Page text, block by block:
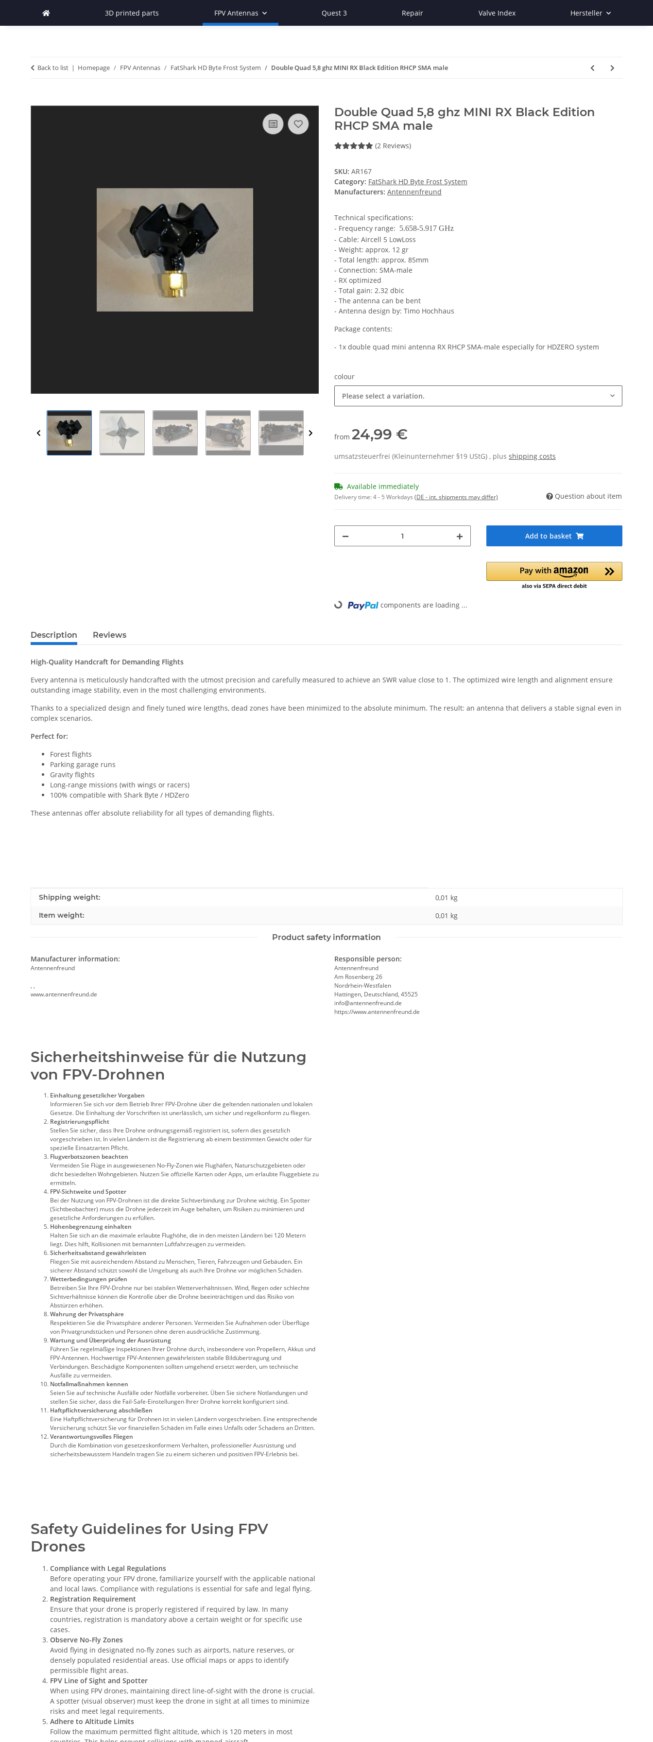
3D printed parts FPV Antennas Quest 3 Repair Valve Index Hersteller
Back to list Homepage FPV Antennas FatShark HD Byte Frost System Double Quad 5,8 ghz MINI RX Black Edition RHCP SMA male
Double Quad 5,8 ghz MINI RX Black Edition
RHCP SMA male
(2 Reviews)
SKU: AR167
Category: FatShark HD Byte Frost System
Manufacturers: Antennenfreund
Technical specifications:
- Frequency range: 5.658-5.917 GHz
- Cable: Aircell 5 LowLoss
- Weight: approx. 12 gr
- Total length: approx. 85mm
- Connection: SMA-male
- RX optimized
- Total gain: 2.32 dbic
- The antenna can be bent
- Antenna design by: Timo Hochhaus
Package contents:
- 1x double quad mini antenna RX RHCP SMA-male especially for HDZERO system
colour
Please select a variation.
from 24,99 €
umsatzsteuerfrei (Kleinunternehmer §19 UStG) , plus shipping costs
Available immediately
Delivery time:4 - 5 Workdays (DE - int. shipments may differ) Question about item
Add to basket
Loading... components are loading ...
Description Reviews
High-Quality Handcraft for Demanding Flights
Every antenna is meticulously handcrafted with the utmost precision and carefully measured to achieve an SWR value close to 1. The optimized wire length and alignment ensure
outstanding image stability, even in the most challenging environments.
Thanks to a specialized design and finely tuned wire lengths, dead zones have been minimized to the absolute minimum. The result: an antenna that delivers a stable signal even in
complex scenarios.
Perfect for:
Forest flights
Parking garage runs
Gravity flights
Long-range missions (with wings or racers)
100% compatible with Shark Byte / HDZero
These antennas offer absolute reliability for all types of demanding flights.
Item information
Value
Shipping weight: 0,01 kg
Item weight: 0,01 kg
Product safety information
Manufacturer information:
Antennenfreund
, ,
www.antennenfreund.de
Sicherheitshinweise für die Nutzung
von FPV-Drohnen
Einhaltung gesetzlicher Vorgaben
Informieren Sie sich vor dem Betrieb Ihrer FPV-Drohne über die geltenden nationalen und lokalen
Gesetze. Die Einhaltung der Vorschriften ist unerlässlich, um sicher und regelkonform zu fliegen.
Registrierungspflicht
Stellen Sie sicher, dass Ihre Drohne ordnungsgemäß registriert ist, sofern dies gesetzlich
vorgeschrieben ist. In vielen Ländern ist die Registrierung ab einem bestimmten Gewicht oder für
spezielle Einsatzarten Pflicht.
Flugverbotszonen beachten
Vermeiden Sie Flüge in ausgewiesenen No-Fly-Zonen wie Flughäfen, Naturschutzgebieten oder
dicht besiedelten Wohngebieten. Nutzen Sie offizielle Karten oder Apps, um erlaubte Fluggebiete zu
ermitteln.
FPV-Sichtweite und Spotter
Bei der Nutzung von FPV-Drohnen ist die direkte Sichtverbindung zur Drohne wichtig. Ein Spotter
(Sichtbeobachter) muss die Drohne jederzeit im Auge behalten, um Risiken zu minimieren und
gesetzliche Anforderungen zu erfüllen.
Höhenbegrenzung einhalten
Halten Sie sich an die maximale erlaubte Flughöhe, die in den meisten Ländern bei 120 Metern
liegt. Dies hilft, Kollisionen mit bemannten Luftfahrzeugen zu vermeiden.
Sicherheitsabstand gewährleisten
Fliegen Sie mit ausreichendem Abstand zu Menschen, Tieren, Fahrzeugen und Gebäuden. Ein
sicherer Abstand schützt sowohl die Umgebung als auch Ihre Drohne vor möglichen Schäden.
Wetterbedingungen prüfen
Betreiben Sie Ihre FPV-Drohne nur bei stabilen Wetterverhältnissen. Wind, Regen oder schlechte
Sichtverhältnisse können die Kontrolle über die Drohne beeinträchtigen und das Risiko von
Abstürzen erhöhen.
Wahrung der Privatsphäre
Respektieren Sie die Privatsphäre anderer Personen. Vermeiden Sie Aufnahmen oder Überflüge
von Privatgrundstücken und Personen ohne deren ausdrückliche Zustimmung.
Wartung und Überprüfung der Ausrüstung
Führen Sie regelmäßige Inspektionen Ihrer Drohne durch, insbesondere von Propellern, Akkus und
FPV-Antennen. Hochwertige FPV-Antennen gewährleisten stabile Bildübertragung und
Verbindungen. Beschädigte Komponenten sollten umgehend ersetzt werden, um technische
Ausfälle zu vermeiden.
Notfallmaßnahmen kennen
Seien Sie auf technische Ausfälle oder Notfälle vorbereitet. Üben Sie sichere Notlandungen und
stellen Sie sicher, dass die Fail-Safe-Einstellungen Ihrer Drohne korrekt konfiguriert sind.
Haftpflichtversicherung abschließen
Eine Haftpflichtversicherung für Drohnen ist in vielen Ländern vorgeschrieben. Eine entsprechende
Versicherung schützt Sie vor finanziellen Schäden im Falle eines Unfalls oder Schadens an Dritten.
Verantwortungsvolles Fliegen
Durch die Kombination von gesetzeskonformem Verhalten, professioneller Ausrüstung und
sicherheitsbewusstem Handeln tragen Sie zu einem sicheren und positiven FPV-Erlebnis bei.
Safety Guidelines for Using FPV
Drones
Compliance with Legal Regulations
Before operating your FPV drone, familiarize yourself with the applicable national
and local laws. Compliance with regulations is essential for safe and legal flying.
Registration Requirement
Ensure that your drone is properly registered if required by law. In many
countries, registration is mandatory above a certain weight or for specific use
cases.
Observe No-Fly Zones
Avoid flying in designated no-fly zones such as airports, nature reserves, or
densely populated residential areas. Use official maps or apps to identify
permissible flight areas.
FPV Line of Sight and Spotter
When using FPV drones, maintaining direct line-of-sight with the drone is crucial.
A spotter (visual observer) must keep the drone in sight at all times to minimize
risks and meet legal requirements.
Adhere to Altitude Limits
Follow the maximum permitted flight altitude, which is 120 meters in most
Responsible person:
Antennenfreund
Am Rosenberg 26
Nordrhein-Westfalen
Hattingen, Deutschland, 45525
info@antennenfreund.de
https://www.antennenfreund.de